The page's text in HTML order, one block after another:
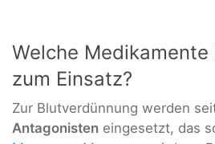
Welche Medikamente
zum Einsatz?
Zur Blutverdünnung werden
Antagonisten eingesetzt, das